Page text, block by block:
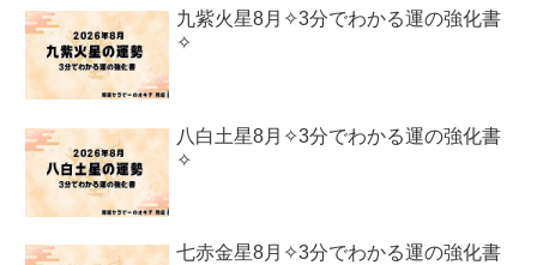
九紫火星8月✧3分でわかる運の強化書
✧
八白土星8月✧3分でわかる運の強化書
✧
七赤金星8月✧3分でわかる運の強化書